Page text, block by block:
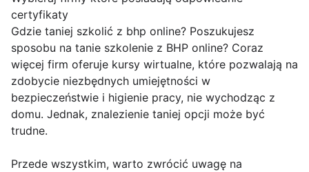
certyfikaty
Gdzie taniej szkolić z bhp online? Poszukujesz
sposobu na tanie szkolenie z BHP online? Coraz
więcej firm oferuje kursy wirtualne, które pozwalają na
zdobycie niezbędnych umiejętności w
bezpieczeństwie i higienie pracy, nie wychodząc z
domu. Jednak, znalezienie taniej opcji może być
trudne.
Przede wszystkim, warto zwrócić uwagę na